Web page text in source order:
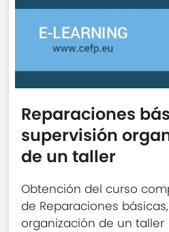
Reparaciones
supervisión
de un taller
Obtención del curso
de Reparaciones
organización de un taller